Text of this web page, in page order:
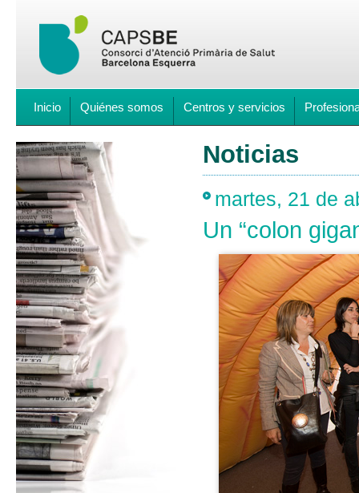
Inicio Quiénes somos Centros y servicios
Noticias
martes, 21 de
Un “colon